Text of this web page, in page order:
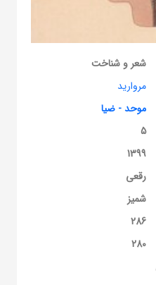
شعر و شناخت
مروارید
موحد - ضیا
5
1399
رقعی
شمیز
286
280